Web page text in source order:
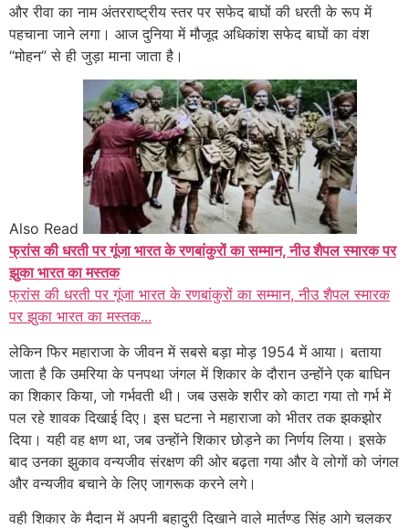
और रीवा का नाम अंतरराष्ट्रीय स्तर पर सफेद बाघों की धरती के रूप में
पहचाना जाने लगा। आज दुनिया में मौजूद अधिकांश सफेद बाघों का वंश
“मोहन” से ही जुड़ा माना जाता है।
Also Read
फ्रांस की धरती पर गूंजा भारत के रणबांकुरों का सम्मान, नीउ शैपल स्मारक पर
झुका भारत का मस्तक
फ्रांस की धरती पर गूंजा भारत के रणबांकुरों का सम्मान, नीउ शैपल स्मारक
पर झुका भारत का मस्तक...
लेकिन फिर महाराजा के जीवन में सबसे बड़ा मोड़ 1954 में आया। बताया
जाता है कि उमरिया के पनपथा जंगल में शिकार के दौरान उन्होंने एक बाघिन
का शिकार किया, जो गर्भवती थी। जब उसके शरीर को काटा गया तो गर्भ में
पल रहे शावक दिखाई दिए। इस घटना ने महाराजा को भीतर तक झकझोर
दिया। यही वह क्षण था, जब उन्होंने शिकार छोड़ने का निर्णय लिया। इसके
बाद उनका झुकाव वन्यजीव संरक्षण की ओर बढ़ता गया और वे लोगों को जंगल
और वन्यजीव बचाने के लिए जागरूक करने लगे।
वही शिकार के मैदान में अपनी बहादुरी दिखाने वाले मार्तण्ड सिंह आगे चलकर